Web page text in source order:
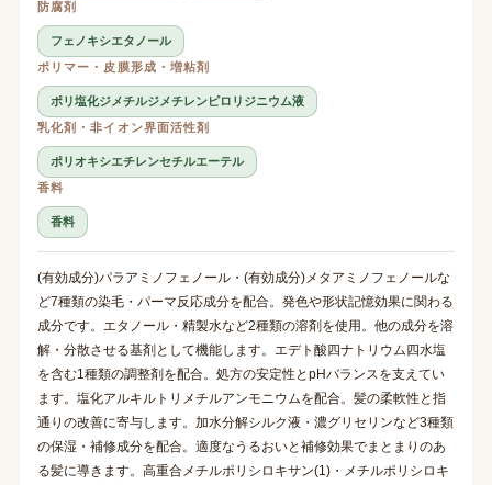
防腐剤
フェノキシエタノール
ポリマー・皮膜形成・増粘剤
ポリ塩化ジメチルジメチレンピロリジニウム液
乳化剤・非イオン界面活性剤
ポリオキシエチレンセチルエーテル
香料
香料
(有効成分)パラアミノフェノール・(有効成分)メタアミノフェノールな
ど7種類の染毛・パーマ反応成分を配合。発色や形状記憶効果に関わる
成分です。エタノール・精製水など2種類の溶剤を使用。他の成分を溶
解・分散させる基剤として機能します。エデト酸四ナトリウム四水塩
を含む1種類の調整剤を配合。処方の安定性とpHバランスを支えてい
ます。塩化アルキルトリメチルアンモニウムを配合。髪の柔軟性と指
通りの改善に寄与します。加水分解シルク液・濃グリセリンなど3種類
の保湿・補修成分を配合。適度なうるおいと補修効果でまとまりのあ
る髪に導きます。高重合メチルポリシロキサン(1)・メチルポリシロキ